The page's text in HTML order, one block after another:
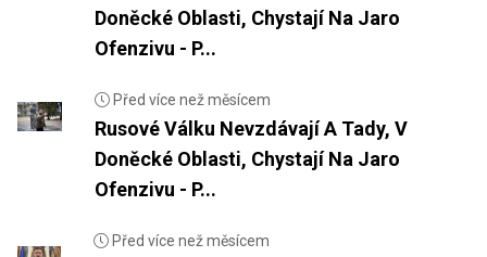
Doněcké Oblasti, Chystají Na Jaro
Ofenzivu - P...
Před více než měsícem
Rusové Válku Nevzdávají A Tady, V
Doněcké Oblasti, Chystají Na Jaro
Ofenzivu - P...
Před více než měsícem